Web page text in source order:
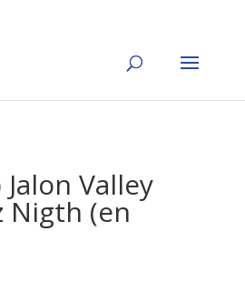
Valley
Nigth (en